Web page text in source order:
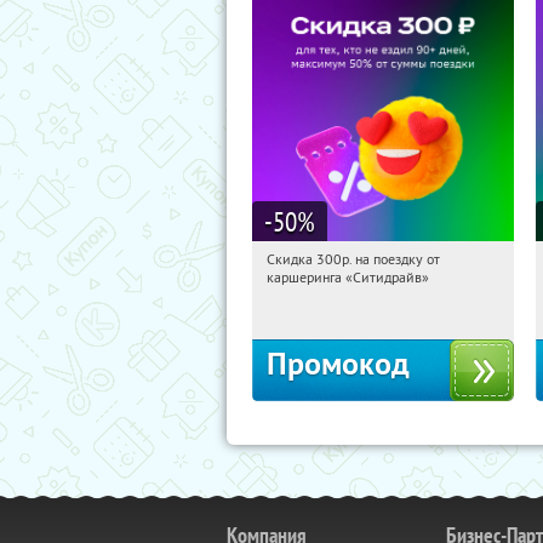
-50%
07:34:51
Получи первым!
Скидка 300р. на поездку от
каршеринга «Ситидрайв»
Промокод
Компания Бизнес-